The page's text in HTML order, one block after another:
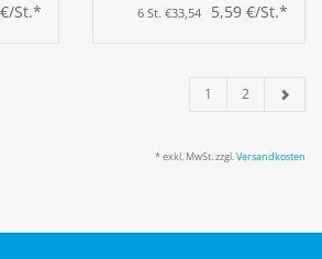
St.* 6 St. €33,54 5,59 €/St.*
1 2
* exkl. MwSt. zzgl.Versandkosten